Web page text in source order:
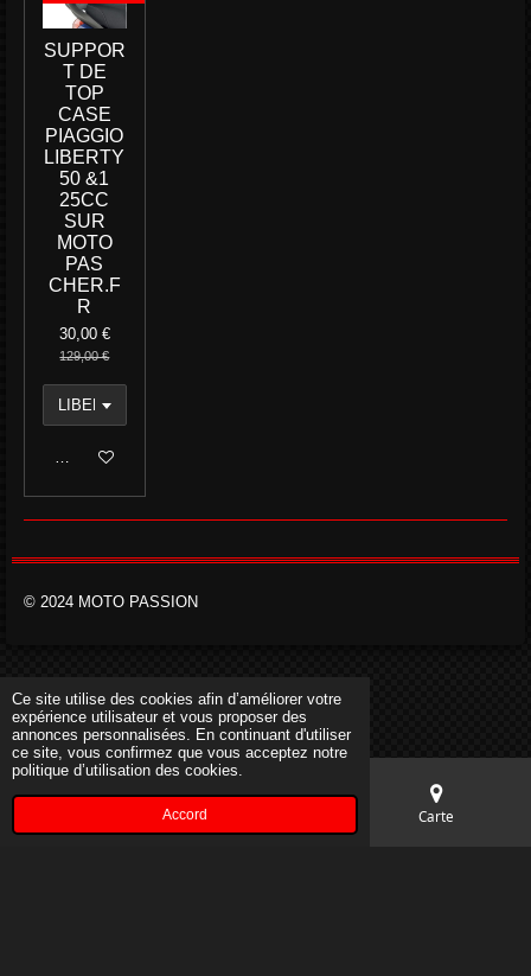
Ce site utilise des cookies afin d’améliorer votre
expérience utilisateur et vous proposer des
annonces personnalisées. En continuant d'utiliser
ce site, vous confirmez que vous acceptez notre
politique d’utilisation des cookies.
Accord
SUPPOR
T DE
TOP
CASE
PIAGGIO
LIBERTY
50 &1
25CC
SUR
MOTO
PAS
CHER.F
R
30,00 €
129,00 €
Ajouter au panier
© 2024 MOTO PASSION
Carte